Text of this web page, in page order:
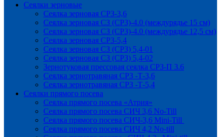
Сеялки зерновые
Сеялка зерновая СРЗ-3,6
Сеялка зерновая СЗ (СРЗ)-4.0 (междурядье 15 см)
Сеялка зерновая СЗ (СРЗ)-4.0 (междурядье 12,5 см)
Сеялка зерновая СРЗ-5,4
Сеялка зерновая СЗ (СРЗ) 5,4-01
Сеялка зерновая СЗ (СРЗ) 5,4-02
Зернотуковая прессовая сеялка СРЗ-П 3.6
Сеялка зернотравяная СРЗ -Т-3,6
Сеялка зернотравяная СРЗ -Т-5,4
Сеялки прямого посева
Сеялка прямого посева «Атрия»
Сеялка прямого посева СИЧ 3,6 No-Till
Сеялка прямого посева СИЧ-3,6 Mini-Till
Сеялка прямого посева СИЧ 4,2 No-till